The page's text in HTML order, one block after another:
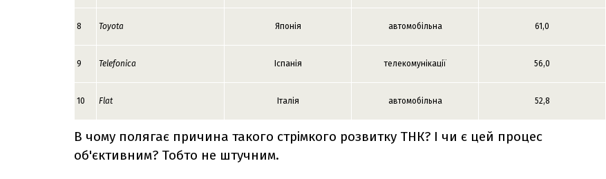
8 Toyota Японія автомобільна 61,0
9 Telefonica Іспанія телекомунікації 56,0
10 Flat Італія автомобільна 52,8
В чому полягає причина такого стрімкого розвитку ТНК? І чи є цей процес
об'єктивним? Тобто не штучним.